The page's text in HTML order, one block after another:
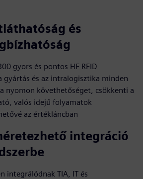
és
gyors és pontos HF RFID
gyártás és az intralogisztika minden
nyomon követhetőséget, csökkenti a
valós idejű folyamatok
az értékláncban
integráció
integrálódnak TIA, IT és